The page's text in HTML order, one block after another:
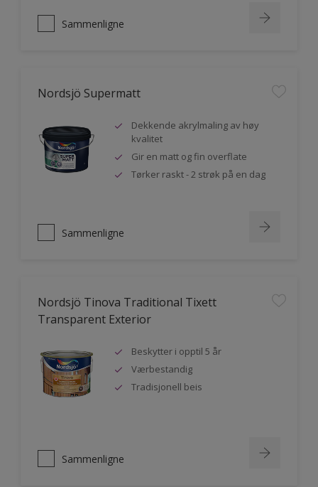
Sammenligne
Nordsjö Supermatt
Dekkende akrylmaling av høy
kvalitet
Gir en matt og fin overflate
Tørker raskt - 2 strøk på en dag
Sammenligne
Nordsjö Tinova Traditional Tixett
Transparent Exterior
Beskytter i opptil 5 år
Værbestandig
Tradisjonell beis
Sammenligne